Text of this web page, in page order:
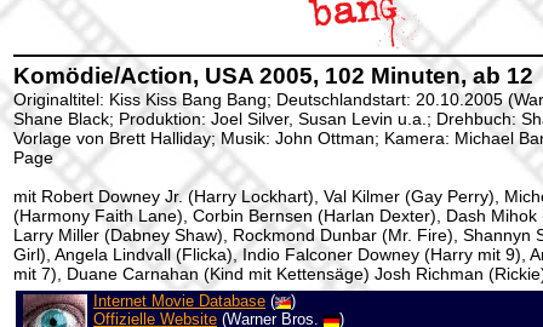
Komödie/Action, USA 2005, 102 Minuten, ab 12
Originaltitel: Kiss Kiss Bang Bang; Deutschlandstart: 20.10.2005
Shane Black; Produktion: Joel Silver, Susan Levin u.a.; Drehbuch:
Vorlage von Brett Halliday; Musik: John Ottman; Kamera: Michael
Page
mit Robert Downey Jr. (Harry Lockhart), Val Kilmer (Gay Perry),
(Harmony Faith Lane), Corbin Bernsen (Harlan Dexter), Dash Mihok
Larry Miller (Dabney Shaw), Rockmond Dunbar (Mr. Fire), Shannyn
Girl), Angela Lindvall (Flicka), Indio Falconer Downey (Harry mit 9),
mit 7), Duane Carnahan (Kind mit Kettensäge) Josh Richman
Internet Movie Database (
)
Offizielle Website (Warner Bros.
)